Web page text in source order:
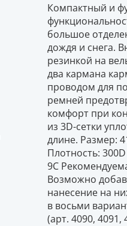
Компактный и
большое
дождя и снега.
резинкой на
два кармана
проводом для
ремней
комфорт при
из 3D-сетки
длине. Размер:
Плотность:
9C
Возможно
нанесение на
в восьми
(арт. 4090,